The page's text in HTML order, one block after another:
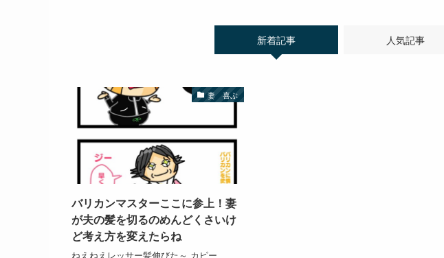
新着記事 人気記事
妻 喜ぶ
バリカンマスターここに参上！妻
が夫の髪を切るのめんどくさいけ
ど考え方を変えたらね
ねえねえレッサー髪伸びた～ カピー